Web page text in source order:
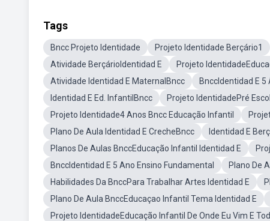
Tags
Bncc Projeto Identidade Projeto Identidade Berçário1
Atividade BerçárioIdentidad E
Projeto
Atividade Identidad E MaternalBncc
BnccIdentidad E 5
Identidad E Ed. InfantilBncc
Projeto IdentidadePré
Projeto Identidade4 Anos Bncc Educação Infantil
Plano De Aula Identidad E CrecheBncc
Identidad E
Planos De Aulas BnccEducação Infantil Identidad E
BnccIdentidad E 5 Ano Ensino Fundamental
Plano De
Habilidades Da BnccPara Trabalhar Artes Identidad E
Plano De Aula BnccEducaçao Infantil Tema Identidad E
Projeto IdentidadeEducação Infantil De Onde Eu Vim E